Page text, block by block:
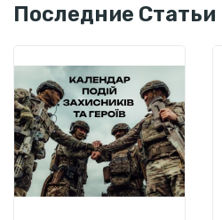
Последние Статьи